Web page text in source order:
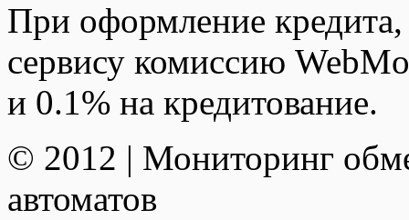
При оформление
сервису комиссию
и 0.1% на кредитование.
© 2012 | Мониторинг
автоматов